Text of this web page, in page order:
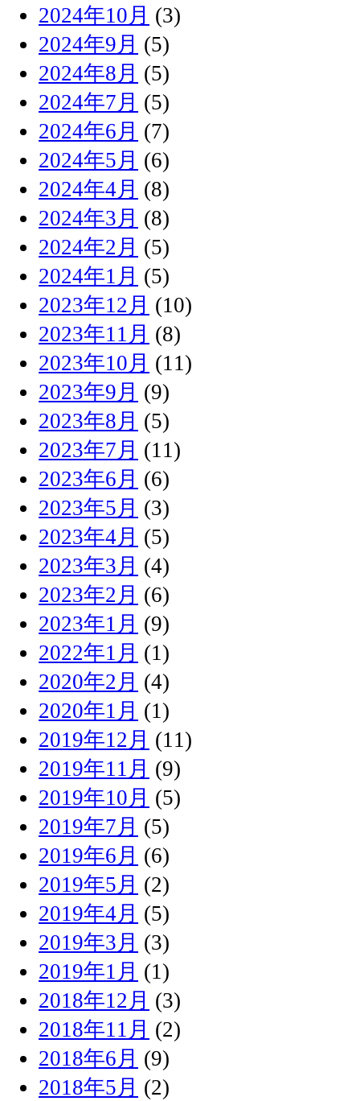
2024年10月 (3)
2024年9月 (5)
2024年8月 (5)
2024年7月 (5)
2024年6月 (7)
2024年5月 (6)
2024年4月 (8)
2024年3月 (8)
2024年2月 (5)
2024年1月 (5)
2023年12月 (10)
2023年11月 (8)
2023年10月 (11)
2023年9月 (9)
2023年8月 (5)
2023年7月 (11)
2023年6月 (6)
2023年5月 (3)
2023年4月 (5)
2023年3月 (4)
2023年2月 (6)
2023年1月 (9)
2022年1月 (1)
2020年2月 (4)
2020年1月 (1)
2019年12月 (11)
2019年11月 (9)
2019年10月 (5)
2019年7月 (5)
2019年6月 (6)
2019年5月 (2)
2019年4月 (5)
2019年3月 (3)
2019年1月 (1)
2018年12月 (3)
2018年11月 (2)
2018年6月 (9)
2018年5月 (2)